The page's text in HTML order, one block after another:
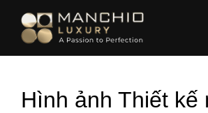
Home/KHÁCH SẠN/ Hotel Blissington 65 Hàng
Hình ảnh Thiết kế